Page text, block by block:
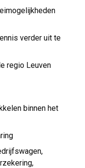
verder uit te
regio Leuven
binnen het